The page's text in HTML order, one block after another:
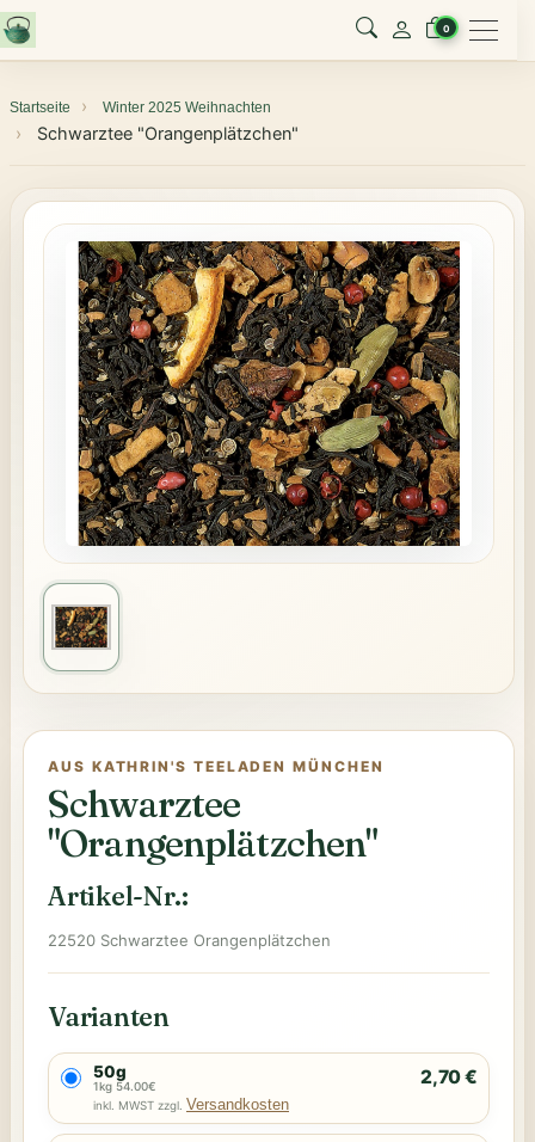
0 Menu
Startseite Winter 2025 Weihnachten
Schwarztee "Orangenplätzchen"
AUS KATHRIN'S TEELADEN MÜNCHEN
Schwarztee
"Orangenplätzchen"
Artikel-Nr.:
22520 Schwarztee Orangenplätzchen
Varianten
50g
1kg 54.00€ 2,70 €
inkl. MWST zzgl. Versandkosten